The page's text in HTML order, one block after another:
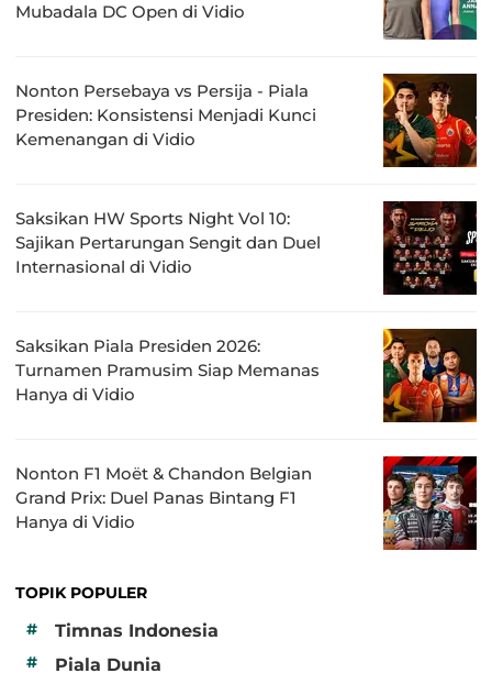
Mubadala DC Open di Vidio
Nonton Persebaya vs Persija - Piala
Presiden: Konsistensi Menjadi Kunci
Kemenangan di Vidio
Saksikan HW Sports Night Vol 10:
Sajikan Pertarungan Sengit dan Duel
Internasional di Vidio
Saksikan Piala Presiden 2026:
Turnamen Pramusim Siap Memanas
Hanya di Vidio
Nonton F1 Moët & Chandon Belgian
Grand Prix: Duel Panas Bintang F1
Hanya di Vidio
TOPIK POPULER
#
Timnas Indonesia
# Piala Dunia